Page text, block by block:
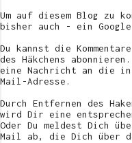
f
e
t
l
i
c
e
n
Um auf diesem Blog zu
bisher auch - ein
Du kannst die
des Häkchens
eine Nachricht an die
Mail-Adresse.
Durch Entfernen des
wird Dir eine
Oder Du meldest Dich
Mail ab, die Dich über